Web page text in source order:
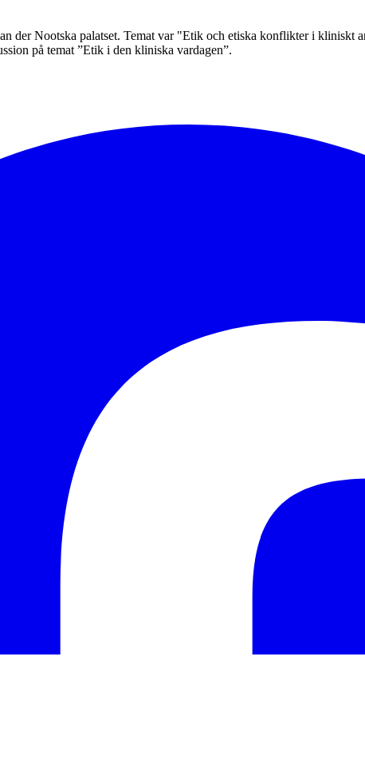
der Nootska palatset. Temat var "Etik och etiska konflikter i
på temat ”Etik i den kliniska vardagen”.